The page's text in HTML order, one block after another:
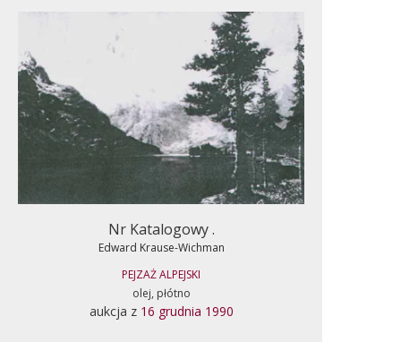
Nr Katalogowy .
Edward Krause-Wichman
PEJZAŻ ALPEJSKI
olej, płótno
aukcja z 16 grudnia 1990